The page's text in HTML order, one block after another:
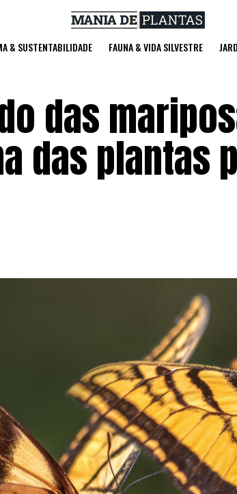
& SUSTENTABILIDADE FAUNA & VIDA SILVESTRE
das
das plantas